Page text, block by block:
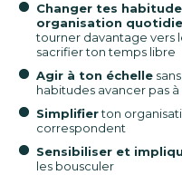
Changer tes
organisation
tourner davantage vers
sacrifier ton temps libre
Agir à ton échelle
habitudes avancer pas
Simplifierton
correspondent
Sensibiliser et
les bousculer